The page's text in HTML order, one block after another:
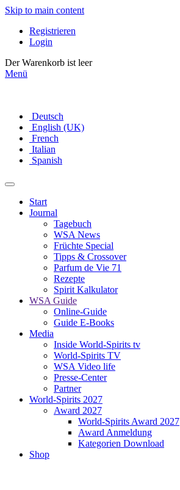
Skip to main content
Registrieren
Login
Der Warenkorb ist leer
Menü
Deutsch
English (UK)
French
Italian
Spanish
Start
Journal
Tagebuch
WSA News
Früchte Special
Tipps & Crossover
Parfum de Vie 71
Rezepte
Spirit Kalkulator
WSA Guide
Online-Guide
Guide E-Books
Media
Inside World-Spirits tv
World-Spirits TV
WSA Video life
Presse-Center
Partner
World-Spirits 2027
Award 2027
World-Spirits Award 2027
Award Anmeldung
Kategorien Download
Shop